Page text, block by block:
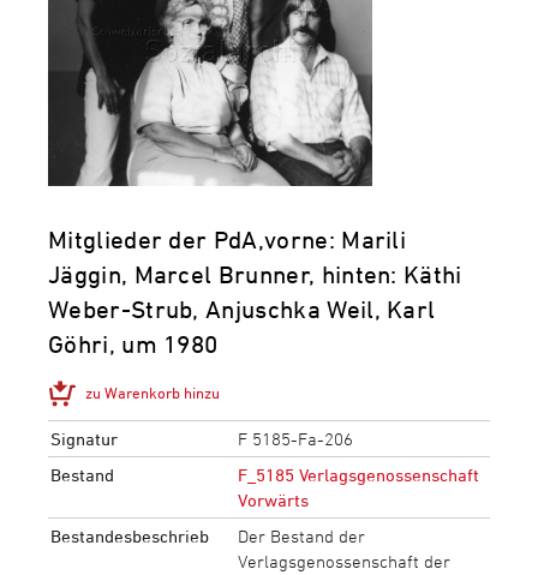
Mitglieder der PdA,vorne: Marili
Jäggin, Marcel Brunner, hinten: Käthi
Weber-Strub, Anjuschka Weil, Karl
Göhri, um 1980
zu Warenkorb hinzu
Signatur
F 5185-Fa-206
Bestand
F_5185 Verlagsgenossenschaft
Vorwärts
Bestandesbeschrieb
Der Bestand der
Verlagsgenossenschaft der